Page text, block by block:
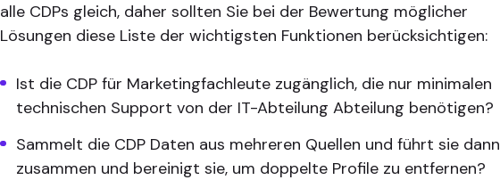
alle CDPs gleich, daher sollten Sie bei der Bewertung möglicher
Lösungen diese Liste der wichtigsten Funktionen berücksichtigen:
Ist die CDP für Marketingfachleute zugänglich, die nur minimalen
technischen Support von der IT-Abteilung Abteilung benötigen?
Sammelt die CDP Daten aus mehreren Quellen und führt sie dann
zusammen und bereinigt sie, um doppelte Profile zu entfernen?